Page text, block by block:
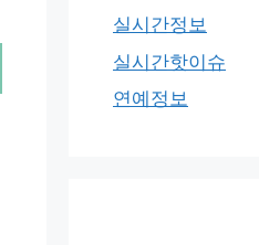
실시간정보
실시간핫이슈
연예정보